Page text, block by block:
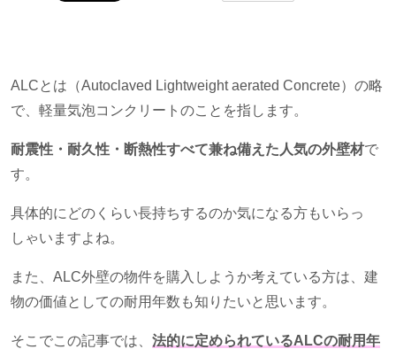
ALCとは（Autoclaved Lightweight aerated Concrete）の略
で、軽量気泡コンクリートのことを指します。
耐震性・耐久性・断熱性すべて兼ね備えた人気の外壁材で
す。
具体的にどのくらい長持ちするのか気になる方もいらっ
しゃいますよね。
また、 ALC外壁の物件を購入しようか考えている方は、建
物の価値としての耐用年数も知りたいと思います。
そこでこの記事では、 法的に定められているALCの耐用年